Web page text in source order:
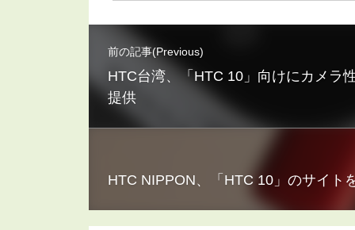
前の記事(Previous)
HTC台湾、「HTC 10」向けにカメラ
提供
HTC NIPPON、「HTC 10」のサイト